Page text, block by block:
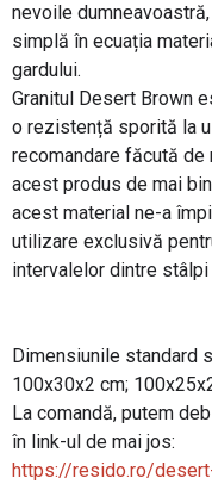
nevoile
simplă în ecuația
gardului.
Granitul Desert Brown
o rezistență sporită la
recomandare făcută de
acest produs de mai
acest material ne-a
utilizare exclusivă
intervalelor dintre
Dimensiunile standard
100x30x2 cm;
La comandă, putem
în link-ul de mai jos:
https://resido.ro/